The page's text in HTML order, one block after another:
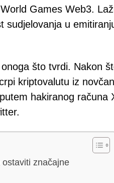
Games Web3.
sudjelovanja u
što tvrdi. Nakon
kriptovalutu iz
hakiranog računa
značajne